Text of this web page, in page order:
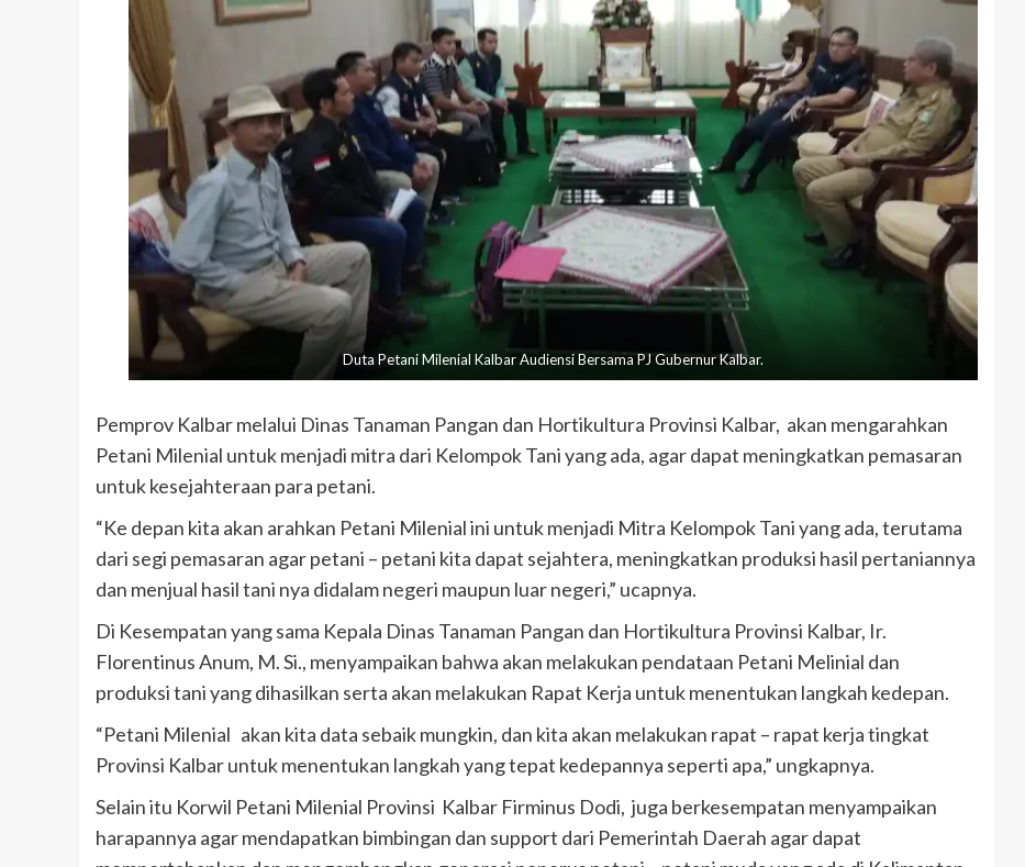
Duta Petani Milenial Kalbar Audiensi Bersama PJ Gubernur Kalbar.
Pemprov Kalbar melalui Dinas Tanaman Pangan dan Hortikultura Provinsi Kalbar, akan mengarahkan
Petani Milenial untuk menjadi mitra dari Kelompok Tani yang ada, agar dapat meningkatkan pemasaran
untuk kesejahteraan para petani.
“Ke depan kita akan arahkan Petani Milenial ini untuk menjadi Mitra Kelompok Tani yang ada, terutama
dari segi pemasaran agar petani – petani kita dapat sejahtera, meningkatkan produksi hasil pertaniannya
dan menjual hasil tani nya didalam negeri maupun luar negeri,” ucapnya.
Di Kesempatan yang sama Kepala Dinas Tanaman Pangan dan Hortikultura Provinsi Kalbar, Ir.
Florentinus Anum, M. Si., menyampaikan bahwa akan melakukan pendataan Petani Melinial dan
produksi tani yang dihasilkan serta akan melakukan Rapat Kerja untuk menentukan langkah kedepan.
“Petani Milenial akan kita data sebaik mungkin, dan kita akan melakukan rapat – rapat kerja tingkat
Provinsi Kalbar untuk menentukan langkah yang tepat kedepannya seperti apa,” ungkapnya.
Selain itu Korwil Petani Milenial Provinsi Kalbar Firminus Dodi, juga berkesempatan menyampaikan
harapannya agar mendapatkan bimbingan dan support dari Pemerintah Daerah agar dapat